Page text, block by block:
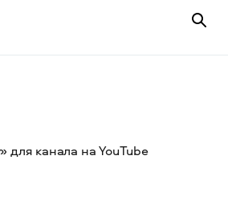
для канала на YouTube